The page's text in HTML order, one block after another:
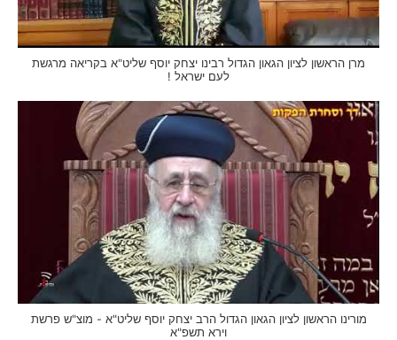
מרן הראשון לציון הגאון הגדול רבינו יצחק יוסף שליט"א בקריאה מרגשת
לעם ישראל !
מורינו הראשון לציון הגאון הגדול הרב יצחק יוסף שליט"א - מוצ"ש פרשת
וירא תשפ"א